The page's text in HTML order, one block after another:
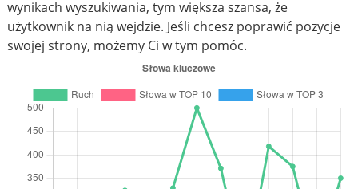
wynikach wyszukiwania, tym większa szansa, że
użytkownik na nią wejdzie. Jeśli chcesz poprawić pozycje
swojej strony, możemy Ci w tym pomóc.